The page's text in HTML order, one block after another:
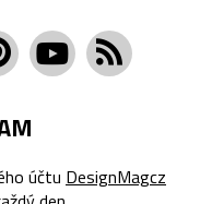
účtu DesignMagcz